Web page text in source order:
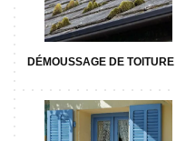
DÉMOUSSAGE DE